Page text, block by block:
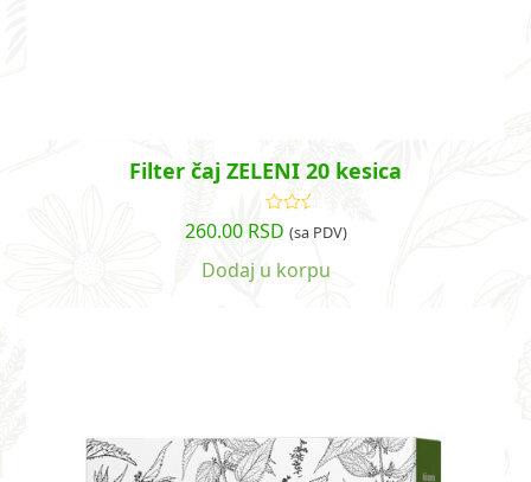
Filter čaj ZELENI 20 kesica
Ocenjeno
sa5.00od
260.00 RSD (sa PDV)
Dodaj u korpu